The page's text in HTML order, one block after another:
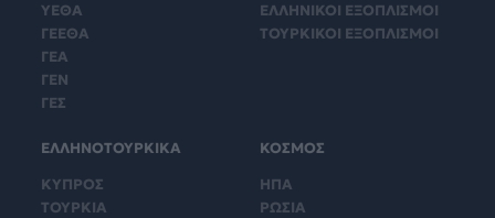
ΥΕΘΑ
ΓΕΕΘΑ
ΓΕΑ
ΓΕΝ
ΓΕΣ
ΕΛΛΗΝΙΚΟΙ ΕΞΟΠΛΙΣΜΟΙ
ΤΟΥΡΚΙΚΟΙ ΕΞΟΠΛΙΣΜΟΙ
ΕΛΛΗΝΟΤΟΥΡΚΙΚΑ
ΚΥΠΡΟΣ
ΤΟΥΡΚΙΑ
ΚΟΣΜΟΣ
ΗΠΑ
ΡΩΣΙΑ